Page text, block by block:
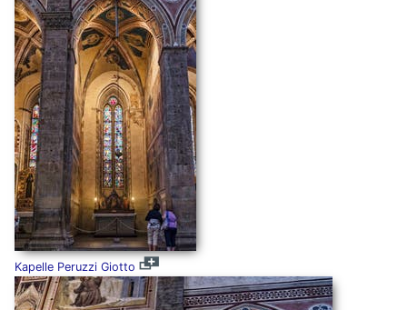
Kapelle Peruzzi Giotto